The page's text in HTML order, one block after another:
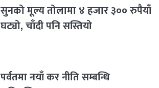
सुनको मूल्य तोलामा ४ हजार ३०० रुपैयाँ
घट्यो, चाँदी पनि सस्तियो
पर्वतमा नयाँ कर नीति सम्बन्धि